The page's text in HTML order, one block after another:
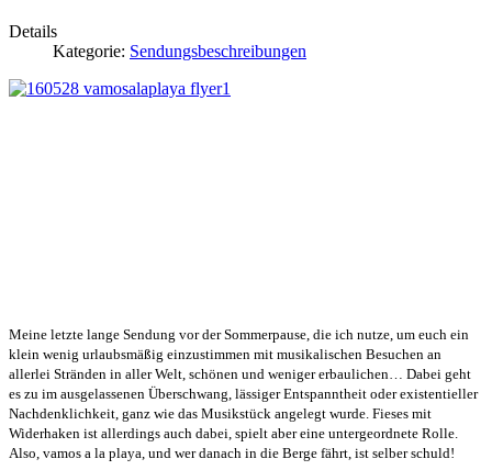
Details
Kategorie: Sendungsbeschreibungen
Meine letzte lange Sendung vor der Sommerpause, die ich nutze, um euch ein
klein wenig urlaubsmäßig einzustimmen mit musikalischen Besuchen an
allerlei Stränden in aller Welt, schönen und weniger erbaulichen… Dabei geht
es zu im ausgelassenen Überschwang, lässiger Entspanntheit oder existentieller
Nachdenklichkeit, ganz wie das Musikstück angelegt wurde. Fieses mit
Widerhaken ist allerdings auch dabei, spielt aber eine untergeordnete Rolle.
Also, vamos a la playa, und wer danach in die Berge fährt, ist selber schuld!